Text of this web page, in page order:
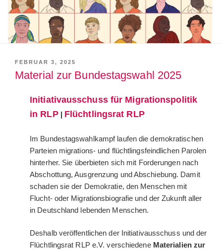
VERÖFFENTLICHT
AM
FEBRUAR 3, 2025
Material zur Bundestagswahl 2025
Initiativausschuss für Migrationspolitik
in RLP| Flüchtlingsrat RLP
Im Bundestagswahlkampf laufen die demokratischen
Parteien migrations- und flüchtlingsfeindlichen Parolen
hinterher. Sie überbieten sich mit Forderungen nach
Abschottung, Ausgrenzung und Abschiebung. Damit
schaden sie der Demokratie, den Menschen mit
Flucht- oder Migrationsbiografie und der Zukunft aller
in Deutschland lebenden Menschen.
Deshalb veröffentlichen der Initiativausschuss und der
Flüchtlingsrat RLP e.V. verschiedene Materialien zur